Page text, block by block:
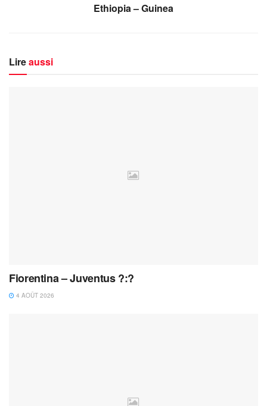
Ethiopia – Guinea
Lireaussi
Fiorentina – Juventus ?:?
4 AOÛT 2026